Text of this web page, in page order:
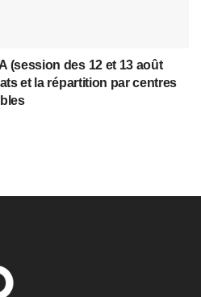
(session des 12 et 13 août
et la répartition par centres